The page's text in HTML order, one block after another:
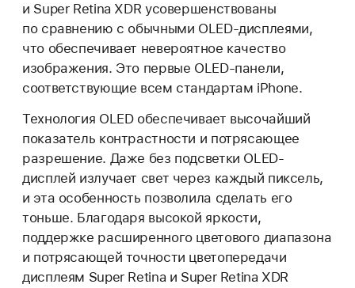
и Super Retina XDR усовершенствованы
по сравнению с обычными OLED-дисплеями,
что обеспечивает невероятное качество
изображения. Это первые OLED-панели,
соответствующие всем стандартам iPhone.
Технология OLED обеспечивает высочайший
показатель контрастности и потрясающее
разрешение. Даже без подсветки OLED-
дисплей излучает свет через каждый пиксель,
и эта особенность позволила сделать его
тоньше. Благодаря высокой яркости,
поддержке расширенного цветового диапазона
и потрясающей точности цветопередачи
дисплеям Super Retina и Super Retina XDR